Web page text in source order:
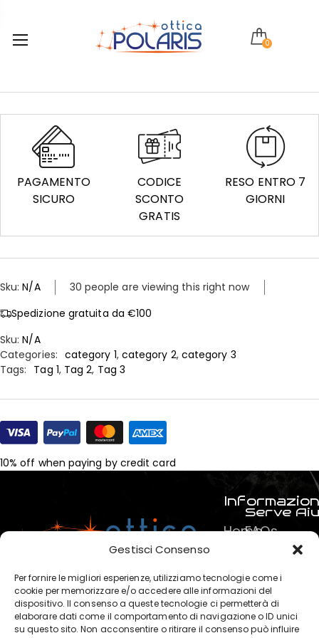
Gestisci Consenso
Per fornire le migliori esperienze, utilizziamo tecnologie come i
cookie per memorizzare e/o accedere alle informazioni del
dispositivo. Il consenso a queste tecnologie ci permetterà di
elaborare dati come il comportamento di navigazione o ID unici
su questo sito. Non acconsentire o ritirare il consenso può influire
0
PAGAMENTO
SICURO
CODICE
SCONTO
GRATIS
RESO ENTRO 7
GIORNI
Sku:N/A
30 people are viewing this right now
Spedizione gratuita da €100
Sku:N/A
Categories: category 1, category 2, category 3
Tags: Tag 1, Tag 2, Tag 3
10% off when paying by credit card
Home
Chi
siamo
?
Serve
FAQs
Pagamenti
Termini e
Privacy &